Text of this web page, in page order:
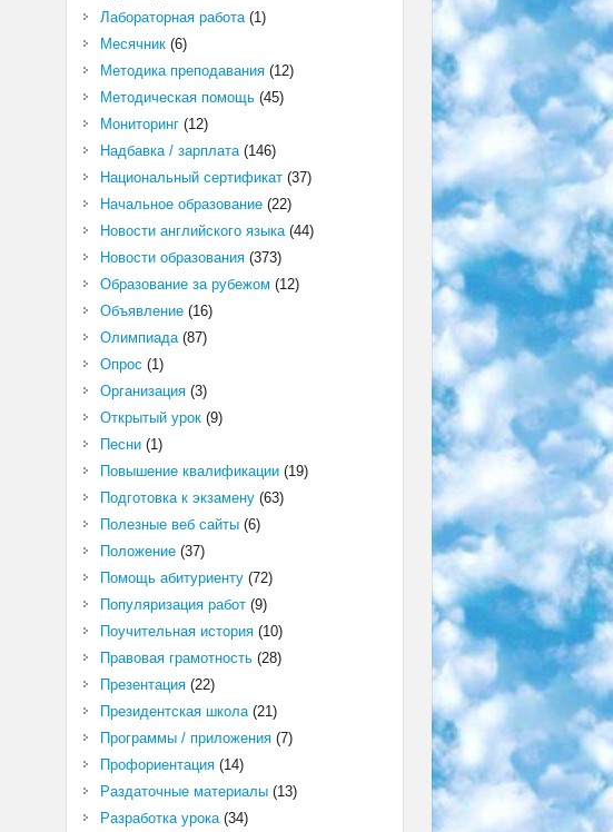
Лабораторная работа(1)
Месячник(6)
Методика преподавания(12)
Методическая помощь(45)
Мониторинг(12)
Надбавка / зарплата(146)
Национальный сертификат(37)
Начальное образование(22)
Новости английского языка(44)
Новости образования(373)
Образование за рубежом (12)
Объявление(16)
Олимпиада(87)
Опрос (1)
Организация(3)
Открытый урок(9)
Песни(1)
Повышение квалификации(19)
Подготовка к экзамену(63)
Полезные веб сайты(6)
Положение(37)
Помощь абитуриенту(72)
Популяризация работ(9)
Поучительная история(10)
Правовая грамотность(28)
Презентация(22)
Президентская школа(21)
Программы / приложения(7)
Профориентация(14)
Раздаточные материалы(13)
Разработка урока(34)